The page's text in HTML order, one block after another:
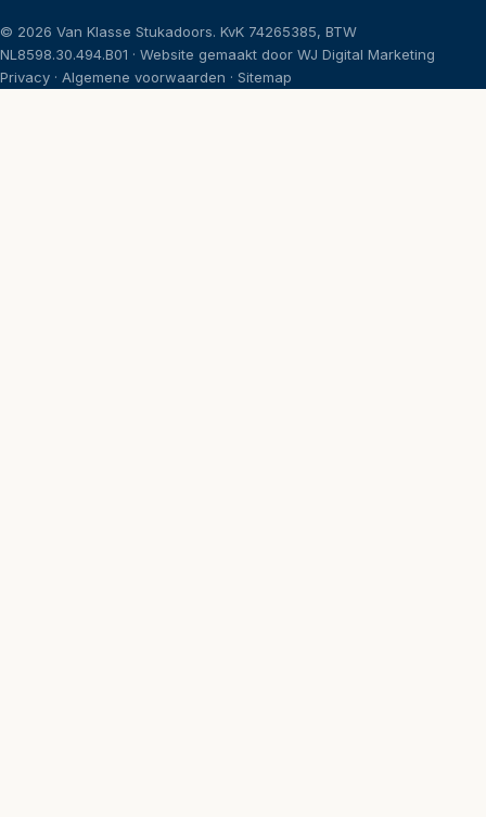
© 2026 Van Klasse Stukadoors. KvK 74265385, BTW
NL8598.30.494.B01 · Website gemaakt door WJ Digital Marketing
Privacy · Algemene voorwaarden · Sitemap